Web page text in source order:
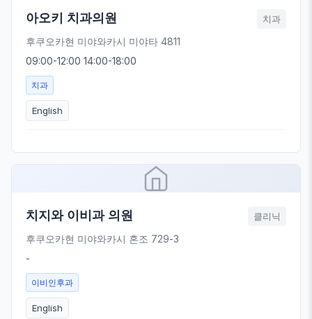
아오키 치과의원 치과
후쿠오카현 미야와카시 미야타 4811
09:00-12:00 14:00-18:00
치과
English
치지와 이비과 의원 클리닉
후쿠오카현 미야와카시 혼조 729-3
-
이비인후과
English